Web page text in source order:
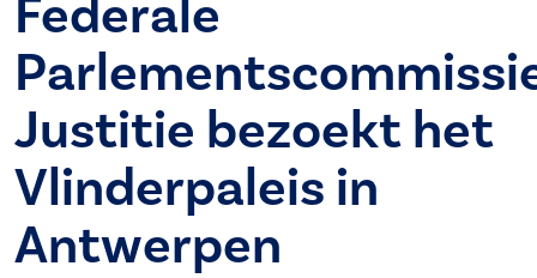
Federale
Justitie bezoekt het
Vlinderpaleis in
Antwerpen